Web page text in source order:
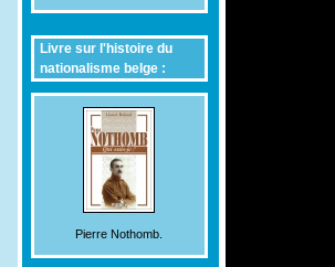
Livre sur l'histoire du
nationalisme belge :
Pierre Nothomb.